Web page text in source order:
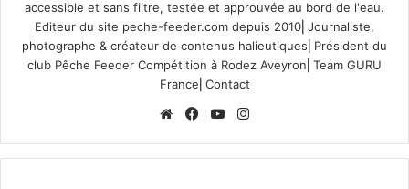
accessible et sans filtre, testée et approuvée au bord de l'eau.
Editeur du site peche-feeder.com depuis 2010⎢Journaliste,
photographe & créateur de contenus halieutiques⎢Président du
club Pêche Feeder Compétition à Rodez Aveyron⎢Team GURU
France⎢ Contact
We
te
Fa
bo
Yo
ub
ra